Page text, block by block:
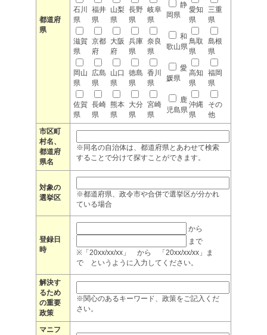
都道府
県
石川
県
福井
県
山梨
県
長野
県
岐阜
県
静
岡県
愛知
県
三重
県
滋賀
県
京都
府
大阪
府
兵庫
県
奈良
県
和
歌山県
鳥取
県
島根
県
岡山
県
広島
県
山口
県
徳島
県
香川
県
愛
媛県
高知
県
福岡
県
佐賀
県
長崎
県
熊本
県
大分
県
宮崎
県
鹿
児島県
沖縄
県
その
他
市区町
村名、
都道府
県名
※同名の自治体は、都道府県とあわせて検索
することで分けて探すことができます。
対象の
選挙区
※都道府県、政令市や合併で選挙区が分かれ
ている場合
登録日
時
から
まで
※「20xx/xx/xx」 から 「20xx/xx/xx」ま
で というように入力してください。
解決す
るため
の重要
政策
※関心のあるキーワード、政策をご記入くだ
さい。
マニフ